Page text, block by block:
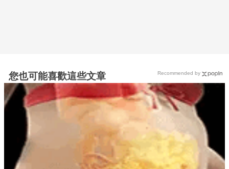
您也可能喜歡這些文章 Recommended by